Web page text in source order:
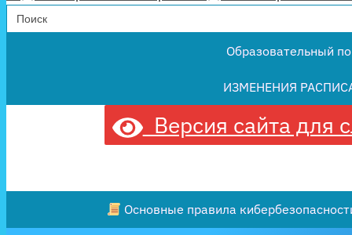
Search
for:
Образовательный
ИЗМЕНЕНИЯ
Версия сайта для
Основные правила